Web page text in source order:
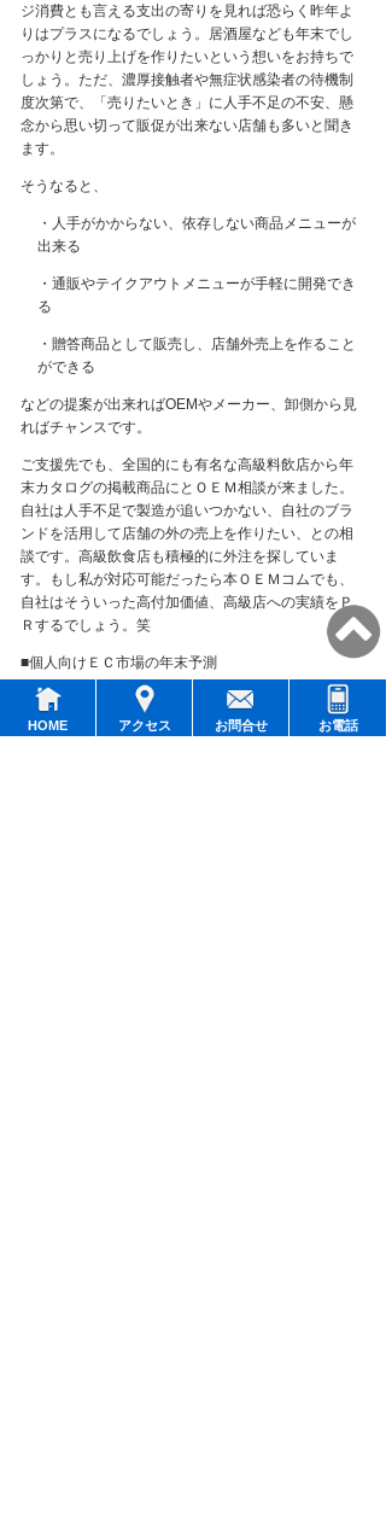
HOME アクセス お問合せ お電話
ジ消費とも言える支出の寄りを見れば恐らく昨年よ
りはプラスになるでしょう。居酒屋なども年末でし
っかりと売り上げを作りたいという想いをお持ちで
しょう。ただ、濃厚接触者や無症状感染者の待機制
度次第で、「売りたいとき」に人手不足の不安、懸
念から思い切って販促が出来ない店舗も多いと聞き
ます。
そうなると、
・人手がかからない、依存しない商品メニューが
出来る
・通販やテイクアウトメニューが手軽に開発でき
る
・贈答商品として販売し、店舗外売上を作ること
ができる
などの提案が出来ればOEMやメーカー、卸側から見
ればチャンスです。
ご支援先でも、全国的にも有名な高級料飲店から年
末カタログの掲載商品にとＯＥＭ相談が来ました。
自社は人手不足で製造が追いつかない、自社のブラ
ンドを活用して店舗の外の売上を作りたい、との相
談です。高級飲食店も積極的に外注を探していま
す。もし私が対応可能だったら本ＯＥＭコムでも、
自社はそういった高付加価値、高級店への実績をＰ
Ｒするでしょう。笑
■個人向けＥＣ市場の年末予測
総務省が発表する家計調査という統計データで、
世帯あたりにおけるインターネットショッピング支